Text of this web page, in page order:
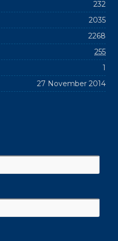
232
2035
2268
255
1
27 November 2014